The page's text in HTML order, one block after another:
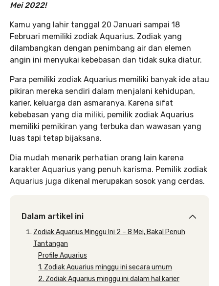
Mei 2022!
Kamu yang lahir tanggal 20 Januari sampai 18
Februari memiliki zodiak Aquarius. Zodiak yang
dilambangkan dengan penimbang air dan elemen
angin ini menyukai kebebasan dan tidak suka diatur.
Para pemiliki zodiak Aquarius memiliki banyak ide atau
pikiran mereka sendiri dalam menjalani kehidupan,
karier, keluarga dan asmaranya. Karena sifat
kebebasan yang dia miliki, pemilik zodiak Aquarius
memiliki pemikiran yang terbuka dan wawasan yang
luas tapi tetap bijaksana.
Dia mudah menarik perhatian orang lain karena
karakter Aquarius yang penuh karisma. Pemilik zodiak
Aquarius juga dikenal merupakan sosok yang cerdas.
Dalam artikel ini
Zodiak Aquarius Minggu Ini 2 – 8 Mei, Bakal Penuh
Tantangan
Profile Aquarius
1. Zodiak Aquarius minggu ini secara umum
2. Zodiak Aquarius minggu ini dalam hal karier